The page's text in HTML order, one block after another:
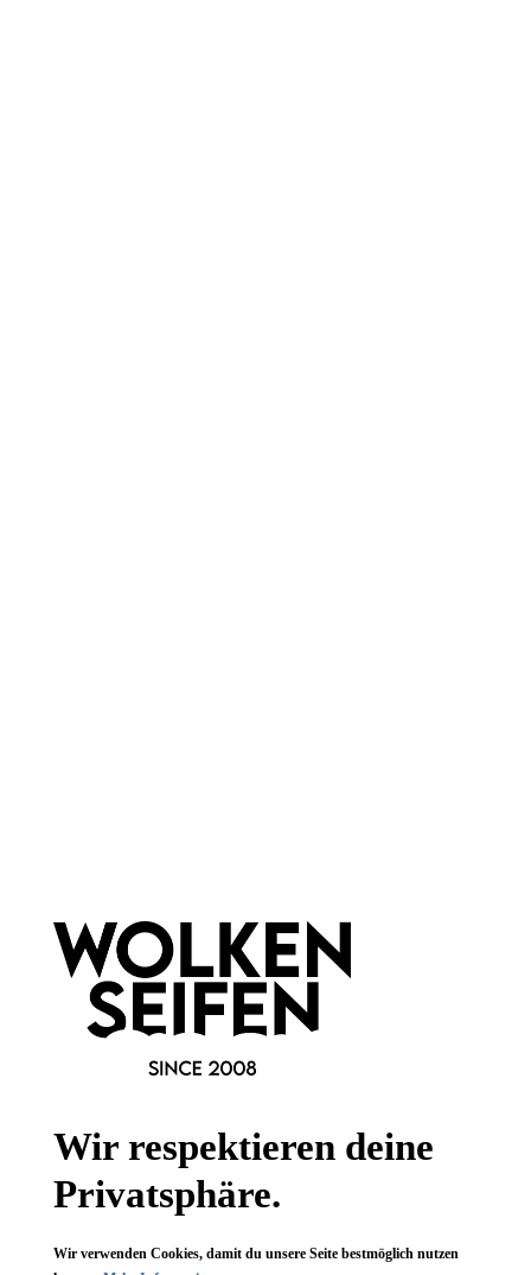
Informationen
Gesetzliche Informationen
FAQWir respektieren deine
Privatsphäre.
Wir verwenden Cookies, damit du unsere Seite bestmöglich nutzen